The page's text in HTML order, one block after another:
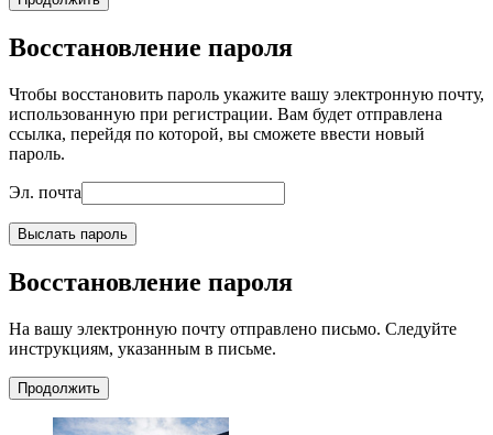
Восстановление пароля
Чтобы восстановить пароль укажите вашу электронную почту,
использованную при регистрации. Вам будет отправлена
ссылка, перейдя по которой, вы сможете ввести новый
пароль.
Эл. почта
Выслать пароль
Восстановление пароля
На вашу электронную почту отправлено письмо. Следуйте
инструкциям, указанным в письме.
Продолжить